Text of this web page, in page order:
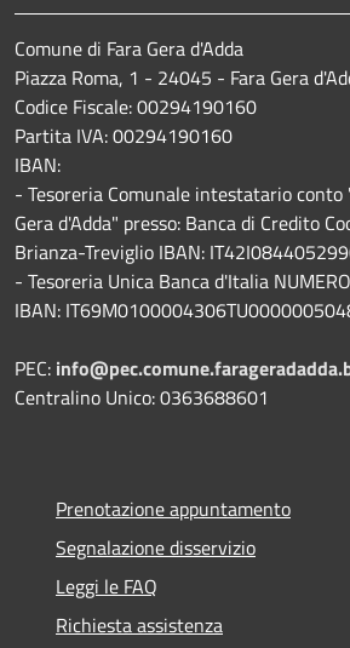
Comune di Fara Gera d'Adda
Piazza Roma, 1 - 24045 - Fara Gera
Codice Fiscale: 00294190160
Partita IVA: 00294190160
IBAN:
- Tesoreria Comunale intestatario conto
Gera d'Adda" presso: Banca di Credito
Brianza-Treviglio IBAN:
- Tesoreria Unica Banca d'Italia
IBAN:
PEC:
Centralino Unico: 0363688601
Prenotazione appuntamento
Segnalazione disservizio
Leggi le FAQ
Richiesta assistenza